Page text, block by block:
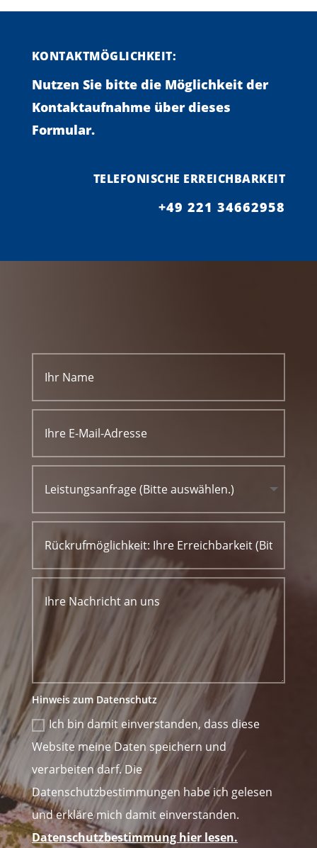
KONTAKTMÖGLICHKEIT:
Nutzen Sie bitte die Möglichkeit der
Kontaktaufnahme über dieses
Formular.
TELEFONISCHE ERREICHBARKEIT
+49 221 34662958
Hinweis zum Datenschutz
Ich bin damit einverstanden, dass diese
Website meine Daten speichern und
verarbeiten darf. Die
Datenschutzbestimmungen habe ich gelesen
und erkläre mich damit einverstanden.
Datenschutzbestimmung hier lesen.